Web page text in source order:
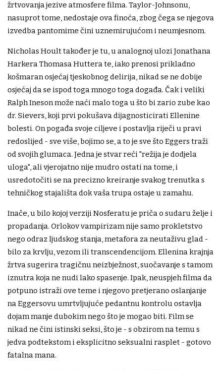
žrtvovanja jezive atmosfere filma. Taylor-Johnsonu,
nasuprot tome, nedostaje ova finoća, zbog čega se njegova
izvedba pantomime čini uznemirujućom i neumjesnom.
Nicholas Hoult također je tu, u analognoj ulozi Jonathana
Harkera Thomasa Huttera te, iako prenosi prikladno
košmaran osjećaj tjeskobnog delirija, nikad se ne dobije
osjećaj da se ispod toga mnogo toga događa. Čak i veliki
Ralph Ineson može naći malo toga u što bi zario zube kao
dr. Sievers, koji prvi pokušava dijagnosticirati Ellenine
bolesti. On pogađa svoje ciljeve i postavlja riječi u pravi
redoslijed - sve više, bojimo se, a to je sve što Eggers traži
od svojih glumaca. Jedna je stvar reći "režija je dodjela
uloga", ali vjerojatno nije mudro ostati na tome, i
usredotočiti se na precizno kreiranje svakog trenutka s
tehničkog stajališta dok vaša trupa ostaje u zamahu.
Inače, u bilo kojoj verziji Nosferatu je priča o sudaru želje i
propadanja. Orlokov vampirizam nije samo prokletstvo
nego odraz ljudskog stanja, metafora za neutaživu glad -
bilo za krvlju, vezom ili transcendencijom. Ellenina krajnja
žrtva sugerira tragičnu neizbježnost, suočavanje s tamom
iznutra koja ne nudi lako spasenje. Ipak, neuspjeh filma da
potpuno istraži ove teme i njegovo pretjerano oslanjanje
na Eggersovu umrtvljujuće pedantnu kontrolu ostavlja
dojam manje dubokim nego što je mogao biti. Film se
nikad ne čini istinski seksi, što je - s obzirom na temu s
jedva podtekstom i eksplicitno seksualni rasplet - gotovo
fatalna mana.